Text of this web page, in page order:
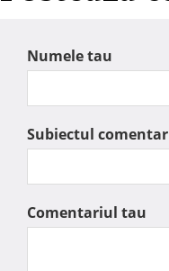
Numele tau
Subiectul
Comentariul tau